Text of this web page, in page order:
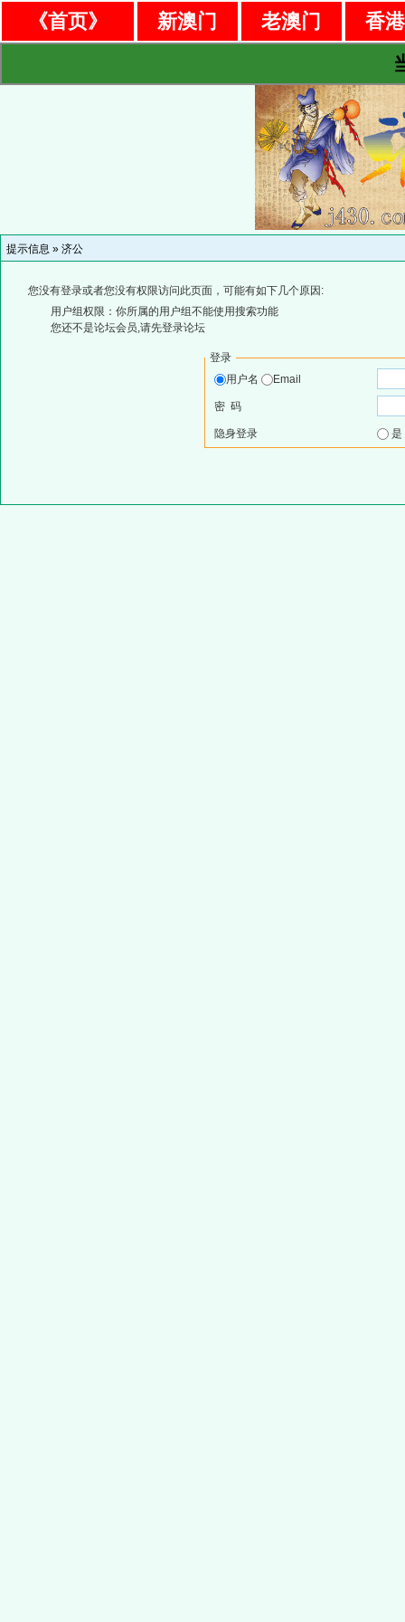
《首页》 新澳门 老澳门
香
提示信息 » 济公
您没有登录或者您没有权限访问此页面，可能有如下几个原因:
用户组权限：你所属的用户组不能使用搜索功能
您还不是论坛会员,请先登录论坛
登录
用户名
Email
密 码
隐身登录